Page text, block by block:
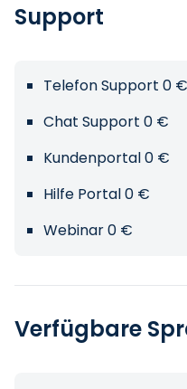
Support
Telefon Support 0 €
Chat Support 0 €
Kundenportal 0 €
Hilfe Portal 0 €
Webinar 0 €
Verfügbare